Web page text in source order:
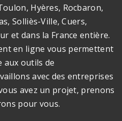
Hyères, Rocbaron,
Solliès-Ville, Cuers,
et dans la France entière.
en ligne vous permettent
aux outils de
avec des entreprises
avez un projet, prenons
pour vous.